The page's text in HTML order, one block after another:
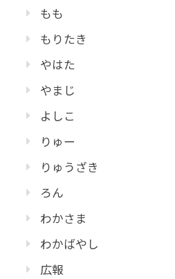
もも
もりたき
やはた
やまじ
よしこ
りゅー
りゅうざき
ろん
わかさま
わかばやし
広報